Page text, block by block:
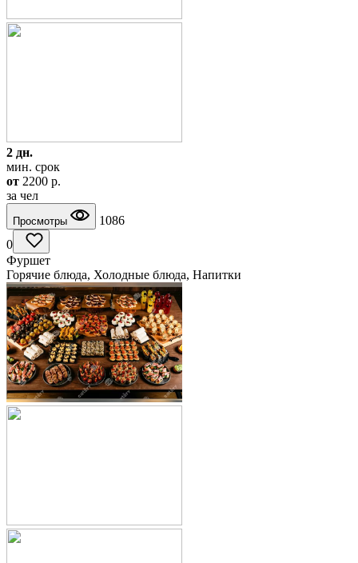
2 дн.
мин. срок
от 2200 p.
за чел
Просмотры
1086
0
Фуршет
Горячие блюда, Холодные блюда, Напитки